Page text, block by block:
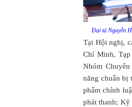
Đại tá Nguyễn
Tại Hội nghị,
Chí Minh,
Nhóm
năng chuẩn bị
phẩm chính
phát thanh;